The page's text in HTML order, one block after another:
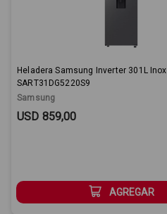
Heladera Samsung Inverter 301L Inox
SART31DG5220S9
Samsung
Sale Price:
USD 859,00
AGREGAR